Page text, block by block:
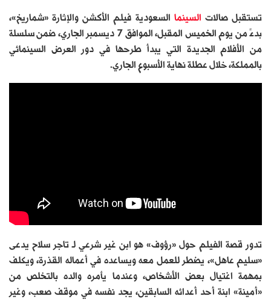
تستقبل صالات السينما السعودية فيلم الأكشن والإثارة «شماريخ»،
بدءً من يوم الخميس المقبل، الموافق 7 ديسمبر الجاري، ضمن سلسلة
من الأفلام الجديدة التي يبدأ طرحها في دور العرض السينمائي
بالمملكة، خلال عطلة نهاية الأسبوع الجاري.
تدور قصة الفيلم حول «رؤوف» هو ابن غير شرعي لـ تاجر سلاح يدعى
«سليم عاهل»، يضطر للعمل معه ويساعده في أعماله القذرة، ويكلف
بمهمة اغتيال بعض الأشخاص، وعندما يأمره والده بالتخلص من
«أمينة» ابنة أحد أعدائه السابقين، يجد نفسه في موقف صعب، وغير